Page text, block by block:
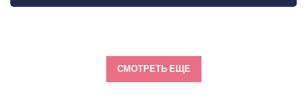
СМОТРЕТЬ ЕЩЕ